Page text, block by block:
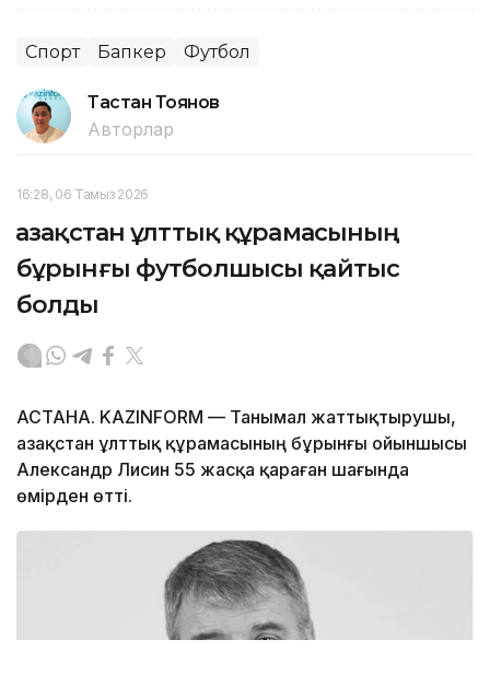
Спорт Бапкер Футбол
Тастан Тоянов
Авторлар
16:28, 06 Тамыз 2026
Қазақстан ұлттық құрамасының
бұрынғы футболшысы қайтыс
болды
АСТАНА. KAZINFORM — Танымал жаттықтырушы,
Қазақстан ұлттық құрамасының бұрынғы ойыншысы
Александр Лисин 55 жасқа қараған шағында
өмірден өтті.